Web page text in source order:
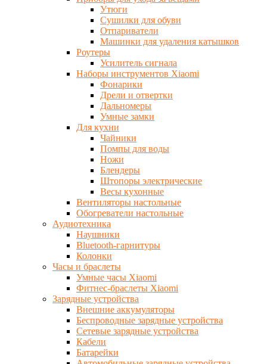
Утюги
Сушилки для обуви
Отпариватели
Машинки для удаления катышков
Роутеры
Усилитель сигнала
Наборы инструментов Xiaomi
Фонарики
Дрели и отвертки
Дальномеры
Умные замки
Для кухни
Чайники
Помпы для воды
Ножи
Блендеры
Штопоры электрические
Весы кухонные
Вентиляторы настольные
Обогреватели настольные
Аудиотехника
Наушники
Bluetooth-гарнитуры
Колонки
Часы и браслеты
Умные часы Xiaomi
Фитнес-браслеты Xiaomi
Зарядные устройства
Внешние аккумуляторы
Беспроводные зарядные устройства
Сетевые зарядные устройства
Кабели
Батарейки